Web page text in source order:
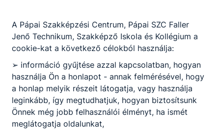
Számítógép
alkalmazása Ipari
elektronika
Informatikai és
távközlési alapok I.
Villamos készülékek és
berendezések I.
Villamos hálózatok I.
bicod​@bicod.hu
A Pápai Szakképzési Centrum, Pápai SZC Faller
Jenő Technikum, Szakképző Iskola és Kollégium a
cookie-kat a következő célokból használja:
➢ információ gyűjtése azzal kapcsolatban, hogyan
használja Ön a honlapot - annak felmérésével, hogy
a honlap melyik részeit látogatja, vagy használja
leginkább, így megtudhatjuk, hogyan biztosítsunk
Önnek még jobb felhasználói élményt, ha ismét
meglátogatja oldalunkat,